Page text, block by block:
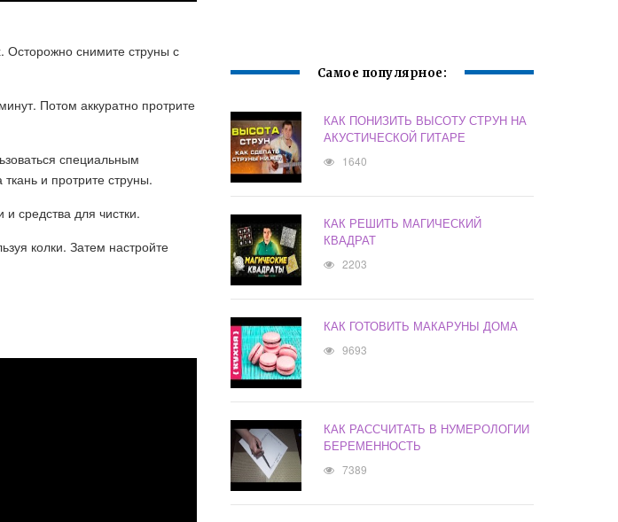
Осторожно снимите струны с
Потом аккуратно протрите
специальным
и протрите струны.
и средства для чистки.
колки. Затем настройте
Самое популярное:
КАК ПОНИЗИТЬ ВЫСОТУ СТРУН НА
АКУСТИЧЕСКОЙ ГИТАРЕ
1640
КАК РЕШИТЬ МАГИЧЕСКИЙ
КВАДРАТ
2203
КАК ГОТОВИТЬ МАКАРУНЫ ДОМА
9693
КАК РАССЧИТАТЬ В НУМЕРОЛОГИИ
БЕРЕМЕННОСТЬ
7389